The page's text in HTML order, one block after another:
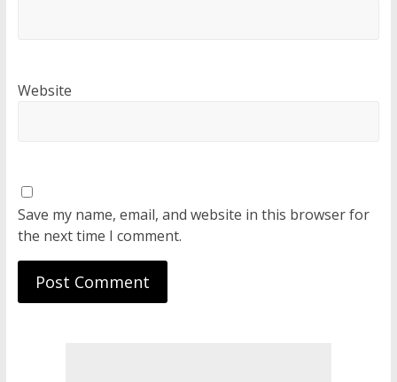
Website
Save my name, email, and website in this browser for
the next time I comment.